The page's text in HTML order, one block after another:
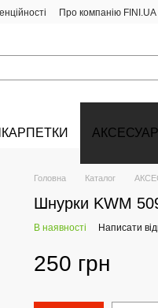
Про компанію FINI.UA
Головна Каталог
Шнурки KWM
В наявності Написати
250 грн